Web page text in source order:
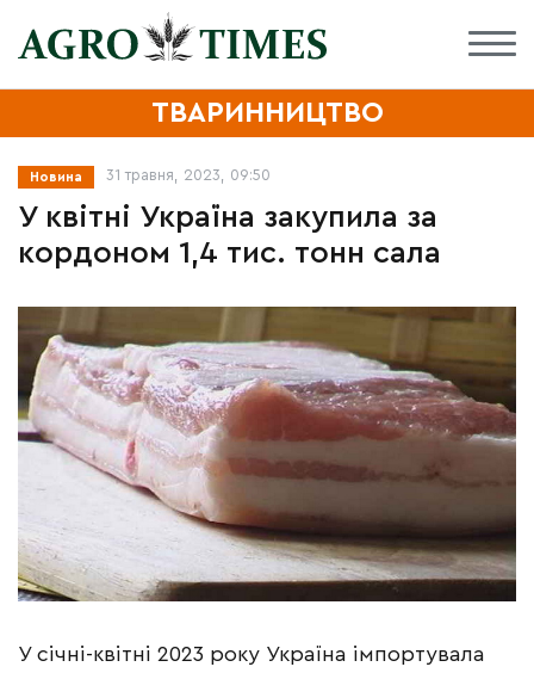
ТВАРИННИЦТВО
Новина 31 травня, 2023, 09:50
У квітні Україна закупила за
кордоном 1,4 тис. тонн сала
У січні-квітні 2023 року Україна імпортувала